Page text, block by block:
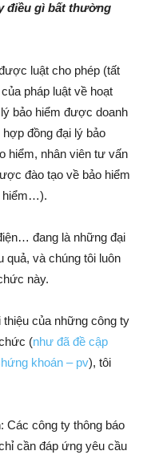
điều gì bất thường
luật cho phép (tất
pháp luật về hoạt
bảo hiểm được doanh
đồng đại lý bảo
hiểm, nhân viên tư vấn
đào tạo về bảo hiểm
hiểm…).
đang là những đại
quả, và chúng tôi luôn
này.
của những công ty
(như đã đề cập
khoán – pv), tôi
Các công ty thông báo
cần đáp ứng yêu cầu